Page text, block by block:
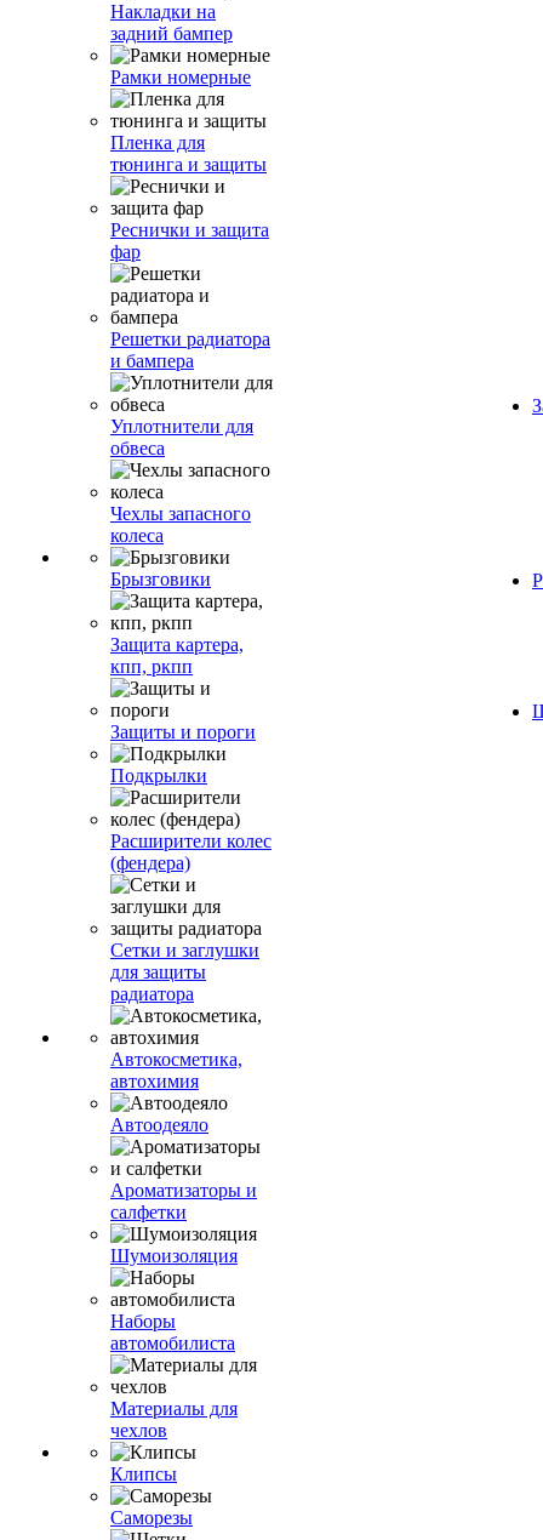
Накладки на
задний бампер
Рамки номерные
Пленка для
тюнинга и защиты
Реснички и защита
фар
Решетки радиатора
и бампера
Уплотнители для
обвеса
Чехлы запасного
колеса
Брызговики
Защита картера,
кпп, ркпп
Защиты и пороги
Подкрылки
Расширители колес
(фендера)
Сетки и заглушки
для защиты
радиатора
Автокосметика,
автохимия
Автоодеяло
Ароматизаторы и
салфетки
Шумоизоляция
Наборы
автомобилиста
Материалы для
чехлов
Клипсы
Саморезы